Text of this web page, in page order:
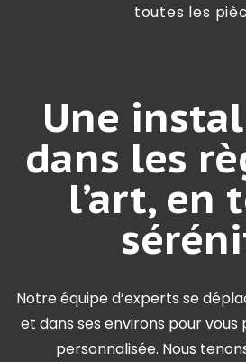
toutes les
Une
dans les
l’art, en
Notre équipe d’experts se
et dans ses environs pour
personnalisée. Nous